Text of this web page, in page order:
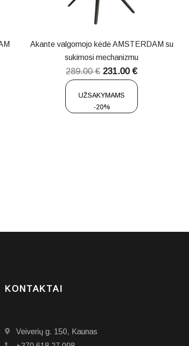
Akante valgomojo kėdė AMSTERDAM su
sukimosi mechanizmu
289.00€ 231.00€
UŽSAKYMAMS
-20%
KONTAKTAI
Veiverių g. 150, Kaunas